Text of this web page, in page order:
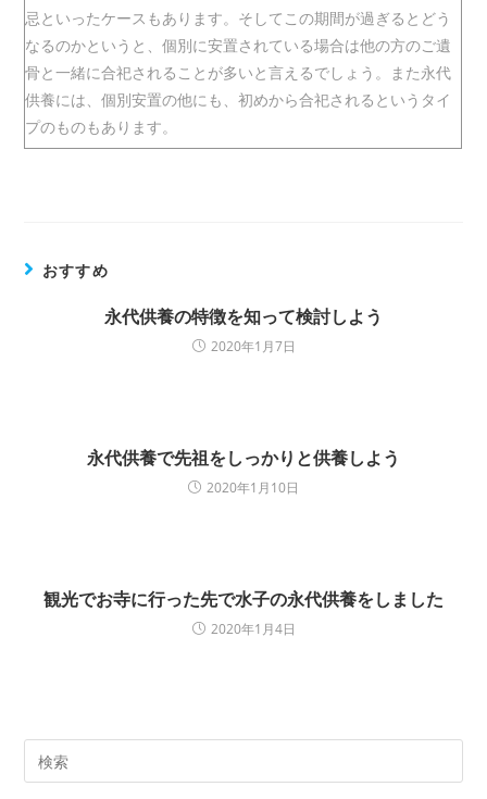
忌といったケースもあります。そしてこの期間が過ぎるとどう
なるのかというと、個別に安置されている場合は他の方のご遺
骨と一緒に合祀されることが多いと言えるでしょう。また永代
供養には、個別安置の他にも、初めから合祀されるというタイ
プのものもあります。
おすすめ
永代供養の特徴を知って検討しよう
2020年1月7日
永代供養で先祖をしっかりと供養しよう
2020年1月10日
観光でお寺に行った先で水子の永代供養をしました
2020年1月4日